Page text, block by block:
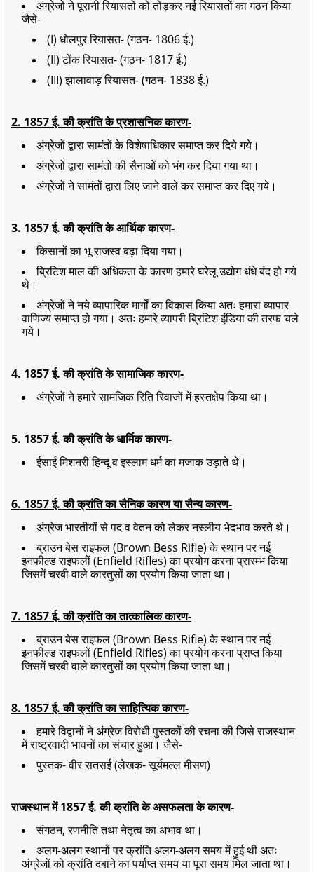
अंग्रेजों ने पूरानी रियासतों को तोड़कर नई रियासतों का गठन किया
जैसे-
(I) धोलपुर रियासत- (गठन- 1806 ई.)
(II) टोंक रियासत- (गठन- 1817 ई.)
(III) झालावाड़ रियासत- (गठन- 1838 ई.)
2. 1857 ई. की क्रांति के प्रशासनिक कारण-
अंग्रेजों द्वारा सामंतों के विशेषाधिकार समाप्त कर दिये गये।
अंग्रेजों द्वारा सामंतों की सैनाओं को भंग कर दिया गया था।
अंग्रेजों ने सामंतों द्वारा लिए जाने वाले कर समाप्त कर दिए गये।
3. 1857 ई. की क्रांति के आर्थिक कारण-
किसानों का भू-राजस्व बढ़ा दिया गया।
ब्रिटिश माल की अधिकता के कारण हमारे घरेलू उद्योग धंधे बंद हो गये
थे।
अंग्रेजों ने नये व्यापारिक मार्गों का विकास किया अतः हमारा व्यापार
वाणिज्य समाप्त हो गया। अतः हमारे व्यापरी ब्रिटिश इंडिया की तरफ चले
गये।
4. 1857 ई. की क्रांति के सामाजिक कारण-
अंग्रेजों ने हमारे सामजिक रिति रिवाजों में हस्तक्षेप किया था।
5. 1857 ई. की क्रांति के धार्मिक कारण-
ईसाई मिशनरी हिन्दू व इस्लाम धर्म का मजाक उड़ाते थे।
6. 1857 ई. की क्रांति का सैनिक कारण या सैन्य कारण-
अंग्रेज भारतीयों से पद व वेतन को लेकर नस्लीय भेदभाव करते थे।
ब्राउन बेस राइफल (Brown Bess Rifle) के स्थान पर नई
इनफील्ड राइफलों (Enfield Rifles) का प्रयोग करना प्रारम्भ किया
जिसमें चरबी वाले कारतुसों का प्रयोग किया जाता था।
7. 1857 ई. की क्रांति का तात्कालिक कारण-
ब्राउन बेस राइफल (Brown Bess Rifle) के स्थान पर नई
इनफील्ड राइफलों (Enfield Rifles) का प्रयोग करना प्राप्त किया
जिसमें चरबी वाले कारतुसों का प्रयोग किया जाता था।
8. 1857 ई. की क्रांति का साहित्यिक कारण-
हमारे विद्वानों ने अंग्रेज विरोधी पुस्तकों की रचना की जिसे राजस्थान
में राष्ट्रवादी भावनों का संचार हुआ। जैसे-
पुस्तक- वीर सतसई (लेखक- सूर्यमल्ल मीसण)
राजस्थान में 1857 ई. की क्रांति के असफलता के कारण-
संगठन, रणनीति तथा नेतृत्व का अभाव था।
अलग-अलग स्थानों पर क्रांति अलग-अलग समय में हुई थी अतः
अंग्रेजों को क्रांति दबाने का पर्याप्त समय या पूरा समय मिल जाता था।